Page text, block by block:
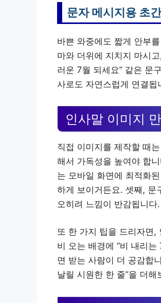
문자 메시지용 초
바쁜 와중에도 짧게 안부
마와 더위에 지치지 마시
러운 7월 되세요” 같은 문
사로도 자연스럽게 연결됩
인사말 이미지
직접 이미지를 제작할 때
해서 가독성을 높여야 합
는 모바일 화면에 최적화
하게 보이거든요. 셋째, 문
오히려 느낌이 반감됩니다.
또 한 가지 팁을 드리자면,
비 오는 배경에 “비 내리
면 받는 사람이 더 공감합
날릴 시원한 한 줄”을 더해